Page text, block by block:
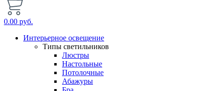
0.00 руб.
Интерьерное освещение
Типы светильников
Люстры
Настольные
Потолочные
Абажуры